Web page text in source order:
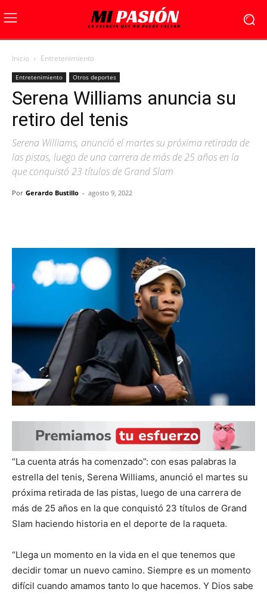
Inicio Entretenimiento
Entretenimiento Otros deportes
Serena Williams anuncia su
retiro del tenis
Serena Williams, anunció el martes su próxima retirada de
las pistas, luego de una carrera de más de 25 años en la
que conquistó 23 títulos de Grand Slam
Por Gerardo Bustillo - agosto 9, 2022
“La cuenta atrás ha comenzado”: con esas palabras la
estrella del tenis, Serena Williams, anunció el martes su
próxima retirada de las pistas, luego de una carrera de
más de 25 años en la que conquistó 23 títulos de Grand
Slam haciendo historia en el deporte de la raqueta.
“Llega un momento en la vida en el que tenemos que
decidir tomar un nuevo camino. Siempre es un momento
difícil cuando amamos tanto lo que hacemos. Y Dios sabe